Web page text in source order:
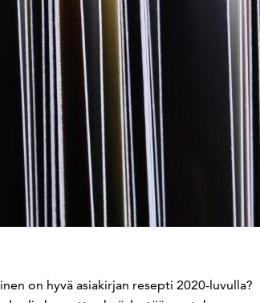
on hyvä asiakirjan resepti 2020-luvulla?